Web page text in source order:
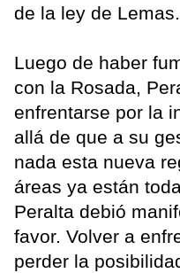
de la ley de Lemas.
Luego de haber
con la Rosada,
enfrentarse por la
allá de que a su
nada esta nueva
áreas ya están
Peralta debió
favor. Volver a
perder la